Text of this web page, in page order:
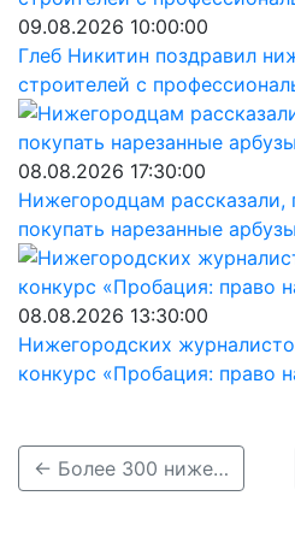
09.08.2026 10:00:00
Глеб Никитин поздравил
строителей с
08.08.2026 17:30:00
Нижегородцам рассказали,
покупать нарезанные арбузы
08.08.2026 13:30:00
Нижегородских
конкурс «Пробация: право
← Более 300 нижегородских призывников выбрали контрактную службу в 2024 году